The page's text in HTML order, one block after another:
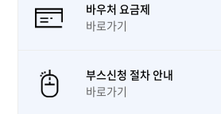
바우처 요금제
바로가기
부스신청 절차 안내
바로가기